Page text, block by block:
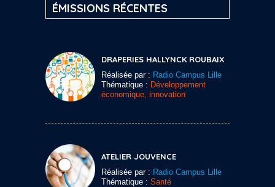
ÉMISSIONS RÉCENTES
DRAPERIES HALLYNCK ROUBAIX
Réalisée par : Radio Campus Lille
Thématique : Développement
économique, innovation
ATELIER JOUVENCE
Réalisée par : Radio Campus Lille
Thématique : Santé